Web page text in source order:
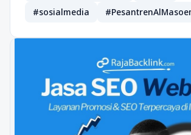
#sosialmedia